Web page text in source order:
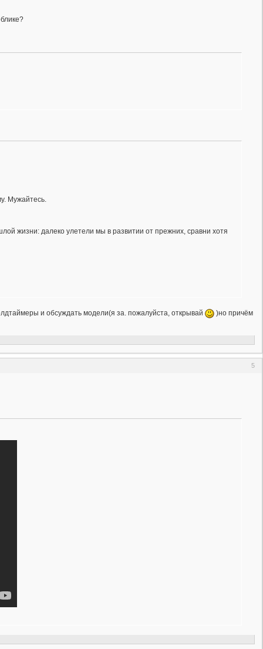
Мужайтесь.
жизни: далеко улетели мы в развитии от прежних, сравни хотя
и обсуждать модели(я за. пожалуйста, открывай )но причём
5